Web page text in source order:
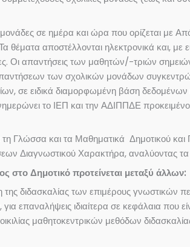
μονάδες σε ημέρα και ώρα που ορίζεται
αποστέλλονται ηλεκτρονικά και,
Οι απαντήσεις των μαθητών/-τριών
των σχολικών μονάδων
ειδικά διαμορφωμένη βάση δεδομένων
το ΙΕΠ και την ΑΔΙΠΠΔΕ
Γλώσσα και τα Μαθηματικά Δημοτικού και
Διαγνωστικού Χαρακτήρα, αναλύοντας
στο Δημοτικό προτείνεται μεταξύ άλλων:
διδασκαλίας των επιμέρους γνωστικών
επαναλήψεις ιδιαίτερα σε κεφάλαια που
μαθητοκεντρικών μεθόδων